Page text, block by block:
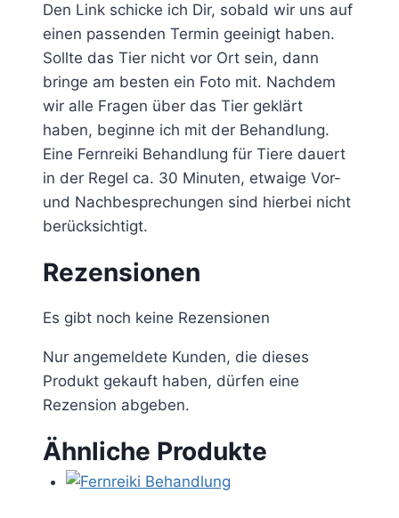
Den Link schicke ich Dir, sobald wir uns auf
einen passenden Termin geeinigt haben.
Sollte das Tier nicht vor Ort sein, dann
bringe am besten ein Foto mit. Nachdem
wir alle Fragen über das Tier geklärt
haben, beginne ich mit der Behandlung.
Eine Fernreiki Behandlung für Tiere dauert
in der Regel ca. 30 Minuten, etwaige Vor-
und Nachbesprechungen sind hierbei nicht
berücksichtigt.
Rezensionen
Es gibt noch keine Rezensionen
Nur angemeldete Kunden, die dieses
Produkt gekauft haben, dürfen eine
Rezension abgeben.
Ähnliche Produkte